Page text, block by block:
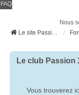
FAQ
Nous
Le site Passion XM
Le club Passion
Vous trouverez